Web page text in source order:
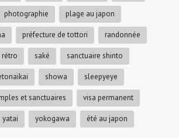
photographie plage au japon
préfecture de tottori randonnée
rétro saké sanctuaire shinto
showa sleepyeye
et sanctuaires visa permanent
yatai yokogawa été au japon